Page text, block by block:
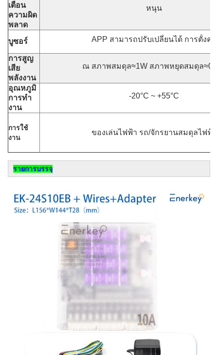
เตือน
ความผิด
พลาด
หนุน
บูซอร์ APP สามารถปรับเปลี่ยนได้ การตั้งค่า
การสูญ
เสีย
พลังงาน
ณ สภาพสมดุล≈1W สภาพหยุดสมดุล
อุณหภูมิ
การทํา
งาน
-20°C ~ +55°C
การใช้
งาน
ของเล่นไฟฟ้า รถ/จักรยานสมดุลไฟฟ้า
รายการบรรจุ